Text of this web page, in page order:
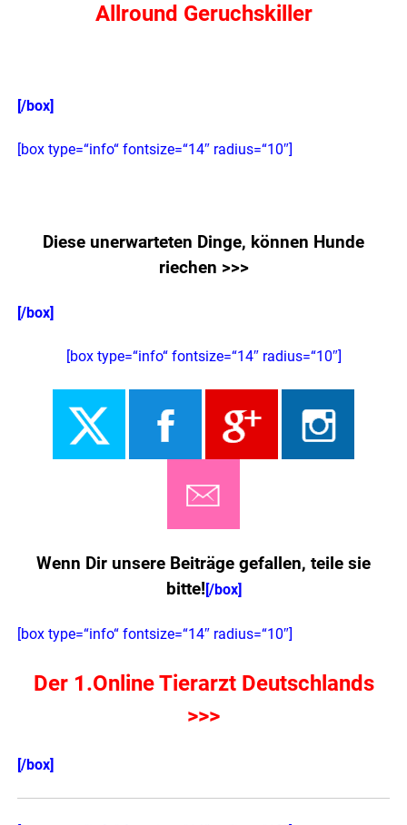
Allround Geruchskiller
[/box]
[box type=“info“ fontsize=“14″ radius=“10″]
Diese unerwarteten Dinge, können Hunde
riechen >>>
[/box]
[box type=“info“ fontsize=“14″ radius=“10″]
Wenn Dir unsere Beiträge gefallen, teile sie
bitte! [/box]
[box type=“info“ fontsize=“14″ radius=“10″]
Der 1.Online Tierarzt Deutschlands
>>>
[/box]